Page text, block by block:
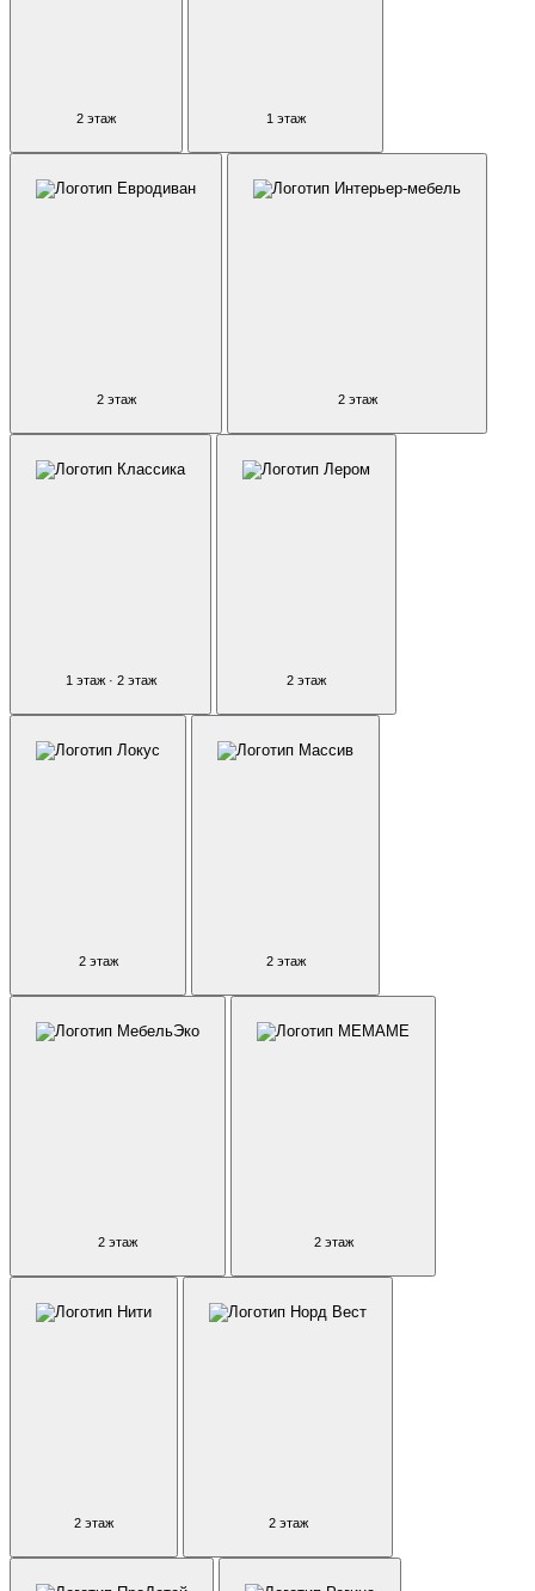
2 этаж 1 этаж
2 этаж 2 этаж
1 этаж · 2 этаж 2 этаж
2 этаж 2 этаж
2 этаж 2 этаж
2 этаж 2 этаж